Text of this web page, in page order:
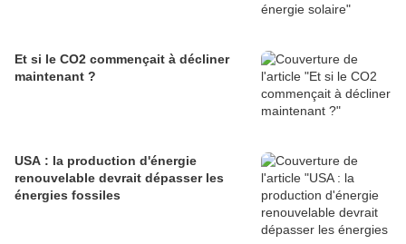
Et si le CO2 commençait à décliner
maintenant ?
USA : la production d'énergie
renouvelable devrait dépasser les
énergies fossiles